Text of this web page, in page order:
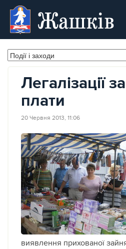
Жашків
Легалізації
плати
20 Червня 2013, 11:06
виявлення прихованої